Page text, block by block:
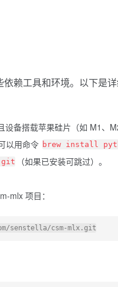
赖工具和环境。以下是详
备搭载苹果硅片（如 M1、
以用命令 brew install
git
（如果已安装可跳过）。
mlx 项目：